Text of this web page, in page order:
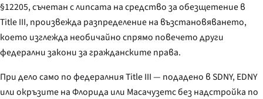
§12205, съчетан с липсата на средство за обезщетение в
Title III, произвежда разпределение на възстановяването,
което изглежда необичайно спрямо повечето други
федерални закони за гражданските права.
При дело само по федералния Title III — подадено в SDNY, EDNY
или окръзите на Флорида или Масачузетс без надстройка по